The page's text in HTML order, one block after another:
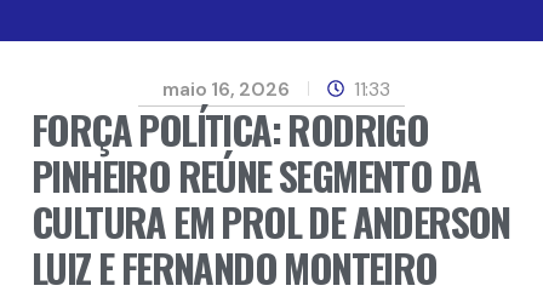
maio 16, 2026 11:33
FORÇA POLÍTICA: RODRIGO
PINHEIRO REÚNE SEGMENTO DA
CULTURA EM PROL DE ANDERSON
LUIZ E FERNANDO MONTEIRO